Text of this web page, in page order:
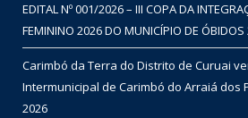
EDITAL Nº 001/2026 – III COPA DA
FEMININO 2026 DO MUNICÍPIO DE ÓBIDOS
Carimbó da Terra do Distrito de Curuai
Intermunicipal de Carimbó do Arraiá dos
2026